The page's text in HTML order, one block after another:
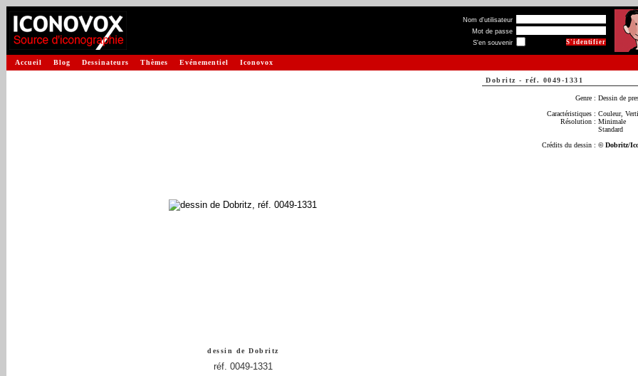
Nom d'utilisateur
Mot de passe
S'en souvenir
Accueil Blog Dessinateurs Thèmes Evénementiel Iconovox
dessin deDobritz
réf. 0049-1331
Dobritz - réf. 0049-1331
Genre : Dessin de
Caractéristiques : Couleur,
Résolution : Minimale
Standard
Crédits du dessin : © Dobritz/